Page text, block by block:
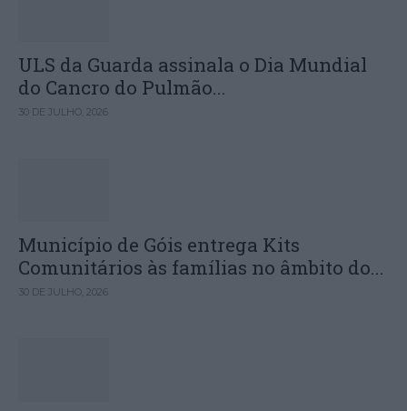
ULS da Guarda assinala o Dia Mundial
do Cancro do Pulmão...
30 DE JULHO, 2026
Município de Góis entrega Kits
Comunitários às famílias no âmbito do...
30 DE JULHO, 2026